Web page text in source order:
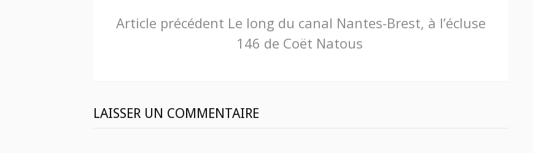
Lire
Article précédent Le long du canal Nantes-Brest, à l’écluse
146 de Coët Natous
LAISSER UN COMMENTAIRE